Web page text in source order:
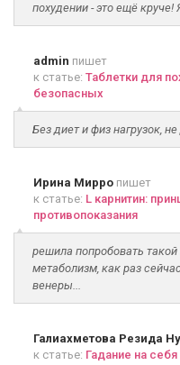
похудении - это ещё
admin пишет
к статье: Таблетки для
безопасных
Без диет и физ нагрузок,
Ирина Мирро пишет
к статье: L карнитин:
противопоказания
решила попробовать
метаболизм, как раз
венеры...
Галиахметова Резида
к статье: Гадание на